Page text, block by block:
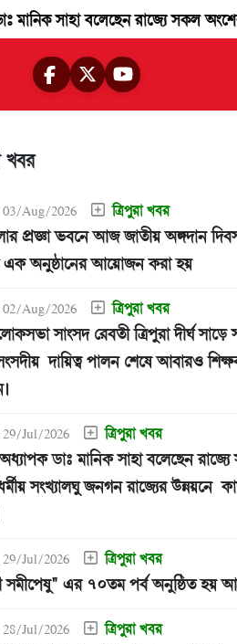
বলেছেন রাজ্যে সকল অংশের ধর্মীয়
খবর
03/Aug/2026 ত্রিপুরা খবর
প্রজ্ঞা ভবনে আজ জাতীয় অঙ্গদান
এক অনুষ্ঠানের আয়োজন করা হয়
02/Aug/2026 ত্রিপুরা খবর
সাংসদ রেবতী ত্রিপুরা দীর্ঘ সাড়ে
দায়িত্ব পালন শেষে আবারও
29/Jul/2026 ত্রিপুরা খবর
অধ্যাপক ডাঃ মানিক সাহা বলেছেন
সংখ্যালঘু জনগন রাজ্যের উন্নয়নে
29/Jul/2026 ত্রিপুরা খবর
সমীপেষু" এর ৭০তম পর্ব অনুষ্ঠিত হয়
28/Jul/2026 ত্রিপুরা খবর